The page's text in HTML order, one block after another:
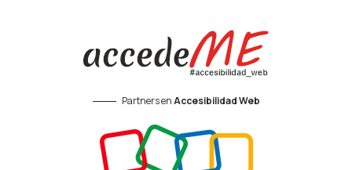
Partners enAccesibilidad Web